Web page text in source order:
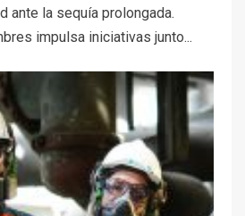
ante la sequía prolongada.
impulsa iniciativas junto...
PIB minero impacta el
Central reporta resultados
trimestre
Informe bimensual de
Cochilco: precio del cobre
alcanza máximos por escasez
de concentrados
I+D